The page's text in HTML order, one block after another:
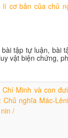
cơ bản của chủ
tập tự luận, bài
vật biện chứng,
Minh và con
Chủ nghĩa Mác-
/